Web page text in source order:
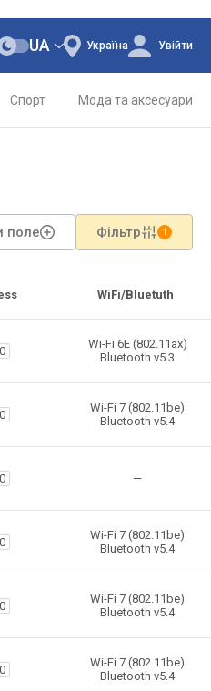
Україна
UA Увійти
Спорт Мода та аксесуари
поле Фільтр 1
WiFi/Bluetuth
Wi-Fi 6E (802.11ax)
Bluetooth v5.3
Wi-Fi 7 (802.11be)
Bluetooth v5.4
—
Wi-Fi 7 (802.11be)
Bluetooth v5.4
Wi-Fi 7 (802.11be)
Bluetooth v5.4
Wi-Fi 7 (802.11be)
Bluetooth v5.4